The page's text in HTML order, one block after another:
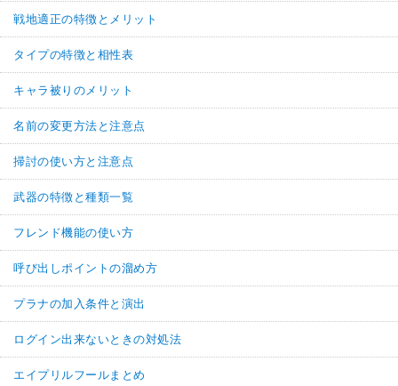
戦地適正の特徴とメリット
タイプの特徴と相性表
キャラ被りのメリット
名前の変更方法と注意点
掃討の使い方と注意点
武器の特徴と種類一覧
フレンド機能の使い方
呼び出しポイントの溜め方
プラナの加入条件と演出
ログイン出来ないときの対処法
エイプリルフールまとめ